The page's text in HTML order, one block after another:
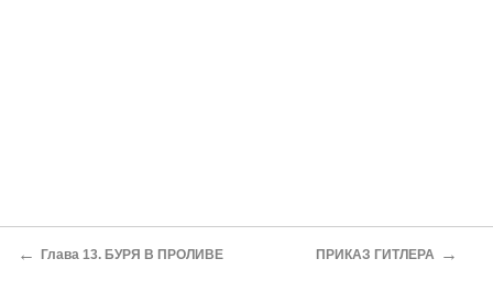
← Глава 13. БУРЯ В ПРОЛИВЕ ПРИКАЗ ГИТЛЕРА →